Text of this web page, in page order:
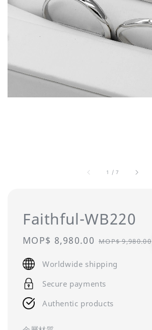
1 /7
Faithful-WB220
Sale
MOP$ 8,980.00 Regular
MOP$ 9,980.00
Worldwide shipping
Secure payments
Authentic products